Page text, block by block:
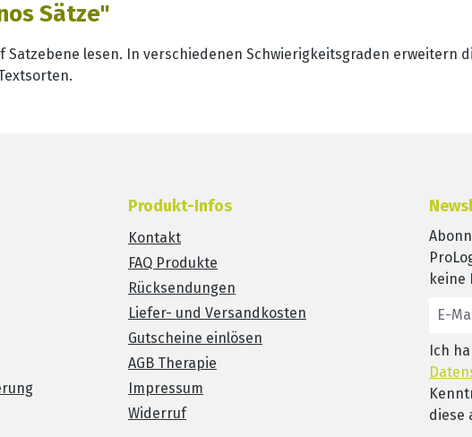
Sätze"
Satzebene lesen. In verschiedenen Schwierigkeitsgraden erweitern
Produkt-Infos
Kontakt
FAQ Produkte
Rücksendungen
Liefer- und Versandkosten
Gutscheine einlösen
AGB Therapie
Impressum
Widerruf
keine
Ich
diese